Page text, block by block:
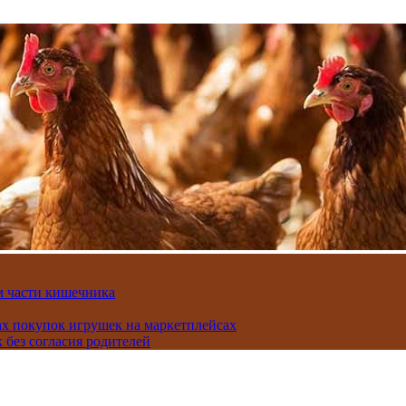
части кишечника
покупок игрушек на маркетплейсах
согласия родителей